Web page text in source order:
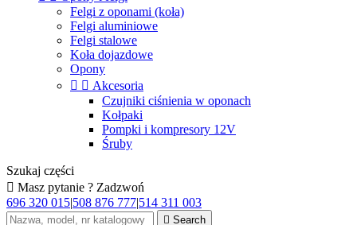
Felgi z oponami (koła)
Felgi aluminiowe
Felgi stalowe
Koła dojazdowe
Opony
  Akcesoria
Czujniki ciśnienia w oponach
Kołpaki
Pompki i kompresory 12V
Śruby
Szukaj części
 Masz pytanie ? Zadzwoń
696 320 015|508 876 777|514 311 003
 Search